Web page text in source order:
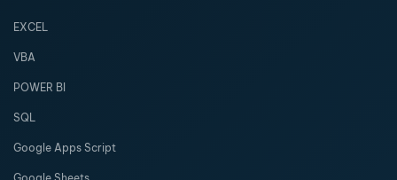
EXCEL
VBA
POWER BI
SQL
Google Apps Script